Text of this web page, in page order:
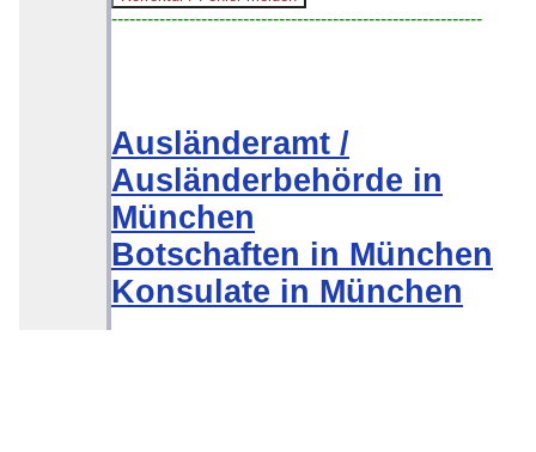
--------------------------------------------------------------
Ausländeramt /
Ausländerbehörde in
München
Botschaften in München
Konsulate in München